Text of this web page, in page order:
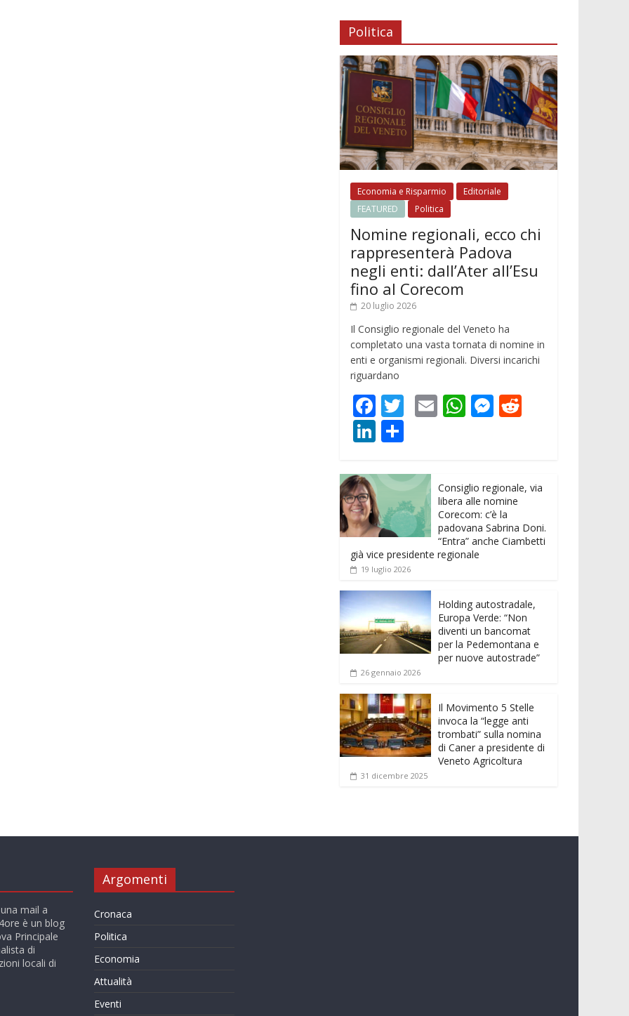
Politica
Economia e Risparmio
Editoriale
FEATURED
Politica
Nomine regionali, ecco chi
rappresenterà Padova
negli enti: dall’Ater all’Esu
fino al Corecom
20 luglio 2026
Il Consiglio regionale del Veneto ha
completato una vasta tornata di nomine in
enti e organismi regionali. Diversi incarichi
riguardano
F
ac
e
b
o
o
k
T
er
E W
A
p
p
M
n
g
er
t
Li
k
e
dI
n
n
di
vi
di
Consiglio regionale, via
libera alle nomine
Corecom: c’è la
padovana Sabrina Doni.
“Entra” anche Ciambetti
già vice presidente regionale
19 luglio 2026
Holding autostradale,
Europa Verde: “Non
diventi un bancomat
per la Pedemontana e
per nuove autostrade”
26 gennaio 2026
Il Movimento 5 Stelle
invoca la “legge anti
trombati” sulla nomina
di Caner a presidente di
Veneto Agricoltura
31 dicembre 2025
mail a
è un blog
Principale
di
locali di
Argomenti
Cronaca
Politica
Economia
Attualità
Eventi